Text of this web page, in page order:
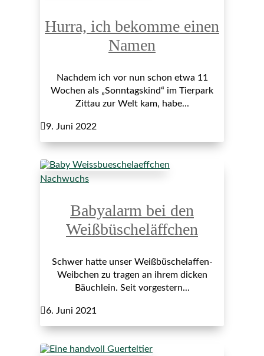
Hurra, ich bekomme einen
Namen
Nachdem ich vor nun schon etwa 11
Wochen als „Sonntagskind“ im Tierpark
Zittau zur Welt kam, habe...
9. Juni 2022
Nachwuchs
Babyalarm bei den
Weißbüscheläffchen
Schwer hatte unser Weißbüschelaffen-
Weibchen zu tragen an ihrem dicken
Bäuchlein. Seit vorgestern...
6. Juni 2021